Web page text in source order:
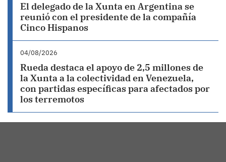
El delegado de la Xunta en Argentina se
reunió con el presidente de la compañía
Cinco Hispanos
04/08/2026
Rueda destaca el apoyo de 2,5 millones de
la Xunta a la colectividad en Venezuela,
con partidas específicas para afectados por
los terremotos